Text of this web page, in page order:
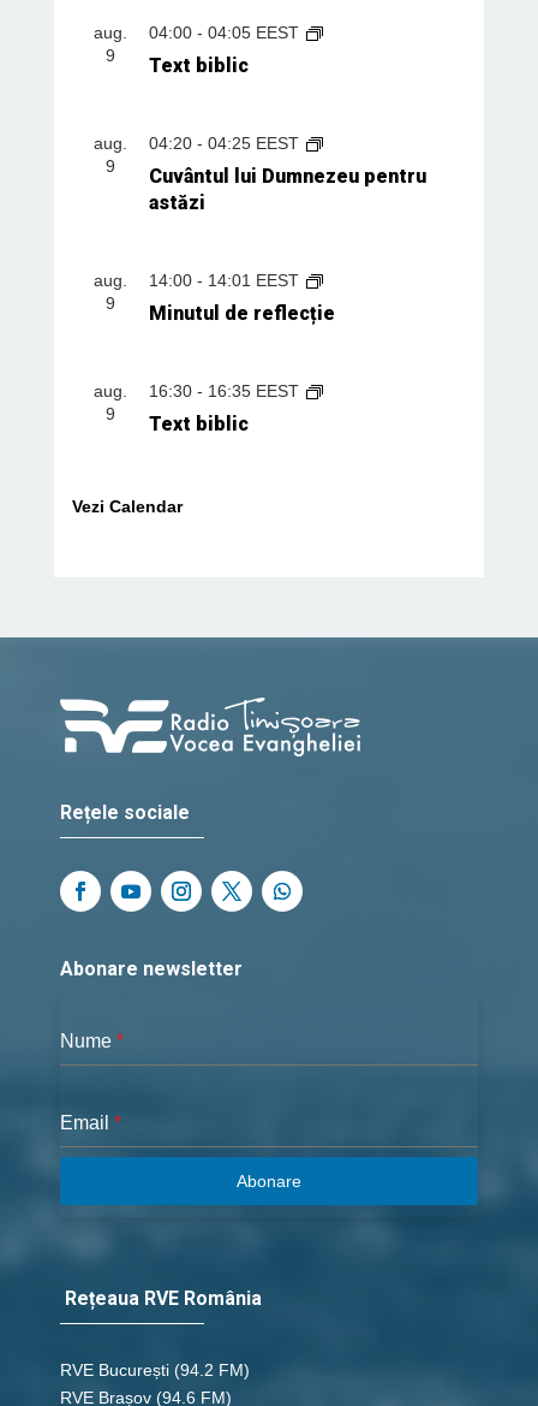
aug.
9
04:00- 04:05 EEST
Text biblic
aug.
9
04:20- 04:25 EEST
Cuvântul lui Dumnezeu pentru
astăzi
aug.
9
14:00- 14:01 EEST
Minutul de reflecție
aug.
9
16:30- 16:35 EEST
Text biblic
Vezi Calendar
Rețele sociale
Abonare newsletter
Nume *
Email *
Abonare
Rețeaua RVE România
RVE București (94.2 FM)
RVE Brașov (94.6 FM)